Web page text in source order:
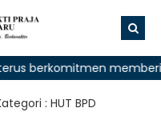
berkomitmen
: HUT BPD